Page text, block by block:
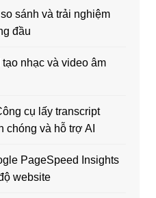
sánh và trải nghiệm
đầu
nhạc và video âm
cụ lấy transcript
chóng và hỗ trợ AI
PageSpeed Insights
website